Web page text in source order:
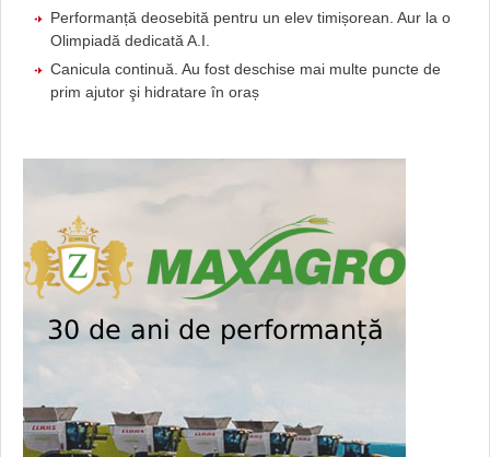
Performanță deosebită pentru un elev timișorean. Aur la o
Olimpiadă dedicată A.I.
Canicula continuă. Au fost deschise mai multe puncte de
prim ajutor şi hidratare în oraș